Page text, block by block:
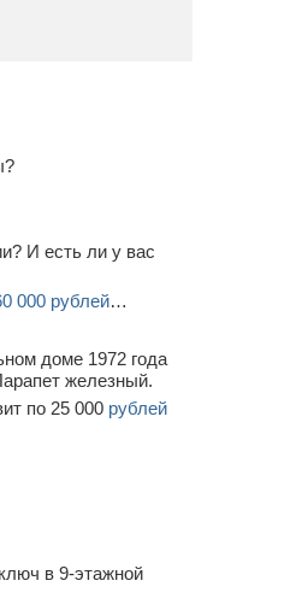
И есть ли у вас
000 рублей…
доме 1972 года
железный.
по 25 000 рублей
в 9-этажной